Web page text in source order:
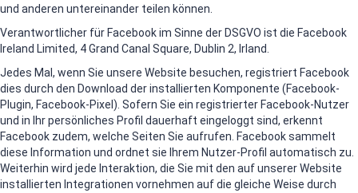
und anderen untereinander teilen können.
Verantwortlicher für Facebook im Sinne der DSGVO ist die Facebook
Ireland Limited, 4 Grand Canal Square, Dublin 2, Irland.
Jedes Mal, wenn Sie unsere Website besuchen, registriert Facebook
dies durch den Download der installierten Komponente (Facebook-
Plugin, Facebook-Pixel). Sofern Sie ein registrierter Facebook-Nutzer
und in Ihr persönliches Profil dauerhaft eingeloggt sind, erkennt
Facebook zudem, welche Seiten Sie aufrufen. Facebook sammelt
diese Information und ordnet sie Ihrem Nutzer-Profil automatisch zu.
Weiterhin wird jede Interaktion, die Sie mit den auf unserer Website
installierten Integrationen vornehmen auf die gleiche Weise durch